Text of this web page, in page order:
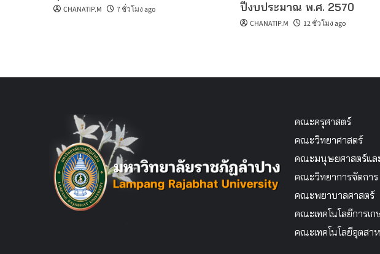
CHANATIP.M 7 ชั่วโมง ago
ปีงบประมาณ พ.ศ. 2570
CHANATIP.M 12 ชั่วโมง ago
คณะครุศาสตร์
คณะวิทยาศาสตร์
คณะมนุษยศาสตร์แล
คณะวิทยาการจัดการ
คณะพยาบาลศาสตร์
คณะเทคโนโลยีการเก
คณะเทคโนโลยีอุตสา